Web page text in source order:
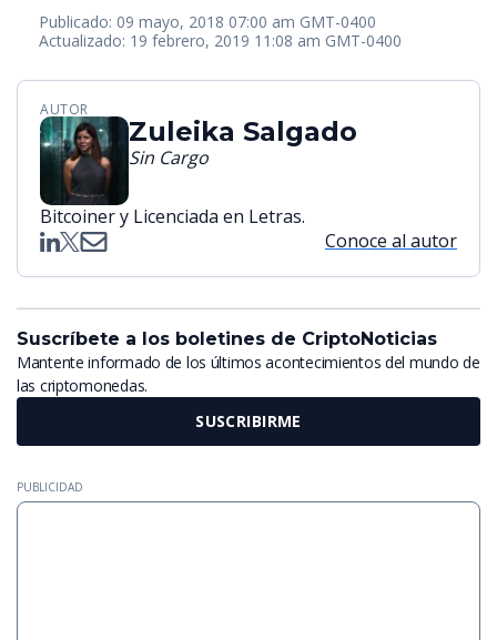
Publicado: 09 mayo, 2018 07:00 am GMT-0400
Actualizado: 19 febrero, 2019 11:08 am GMT-0400
AUTOR
Zuleika Salgado
Sin Cargo
Bitcoiner y Licenciada en Letras.
Conoce al autor
Suscríbete a los boletines de CriptoNoticias
Mantente informado de los últimos acontecimientos del mundo de
las criptomonedas.
SUSCRIBIRME
PUBLICIDAD